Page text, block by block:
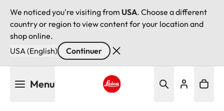
We noticed you're visiting from USA. Choose a different
country or region to view content for your location and
shop online.
USA (English)
Continuer
Menu